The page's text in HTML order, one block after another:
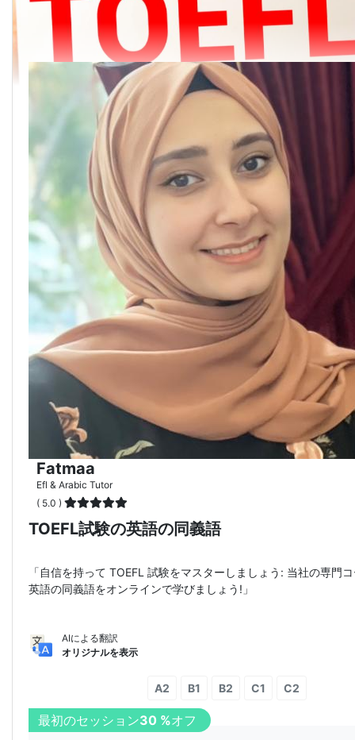
Fatmaa
Efl & Arabic Tutor
( 5.0 )
TOEFL試験の英語の同義語
「自信を持って TOEFL 試験をマスターしましょう: 当社の専門
英語の同義語をオンラインで学びましょう!」
AIによる翻訳
オリジナルを表示
A2 B1 B2 C1 C2
最初のセッション30 %オフ